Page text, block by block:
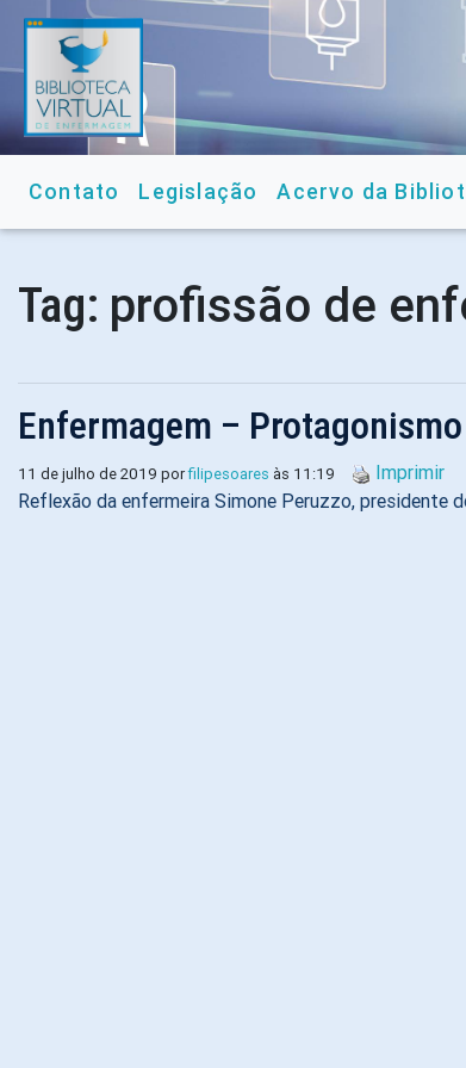
Contato Legislação Acervo da
Tag: profissão de
Enfermagem –
11 de julho de 2019 porfilipesoares às 11:19
Imprimir
Reflexão da enfermeira Simone Peruzzo, presidente